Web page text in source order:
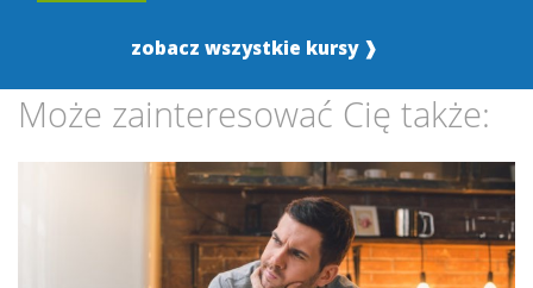
zobacz wszystkie kursy ❱
Może zainteresować Cię także: